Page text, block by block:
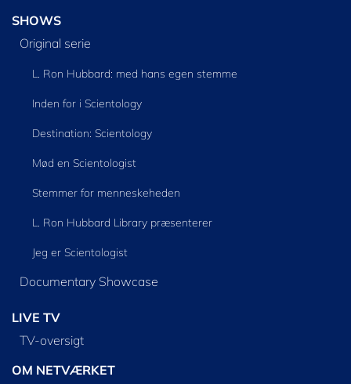
SHOWS
Original serie
L. Ron Hubbard: med hans egen stemme
Inden for i Scientology
Destination: Scientology
Mød en Scientologist
Stemmer for menneskeheden
L. Ron Hubbard Library præsenterer
Jeg er Scientologist
Documentary Showcase
LIVE TV
TV-oversigt
OM NETVÆRKET